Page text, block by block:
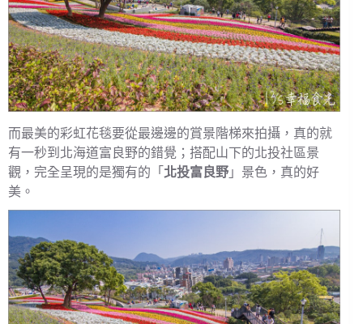
而最美的彩虹花毯要從最邊邊的賞景階梯來拍攝，真的就
有一秒到北海道富良野的錯覺；搭配山下的北投社區景
觀，完全呈現的是獨有的「 北投富良野 」景色，真的好
美。